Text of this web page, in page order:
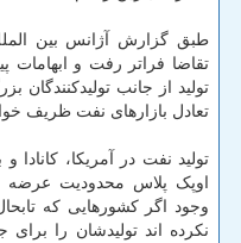
طبق گزارش آژانس بین
تقاضا فراتر رفت و ابهامات
تولید از جانب تولیدکنندگان
تعادل بازارهای نفت ظریف
تولید نفت در آمریکا،
اوپک پلاس محدودیت
وجود اگر کشورهایی که
نکرده اند تولیدشان را برای